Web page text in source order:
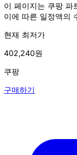
이 페이지는 쿠팡 파
이에 따른 일정액의
현재 최저가
402,240원
쿠팡
구매하기